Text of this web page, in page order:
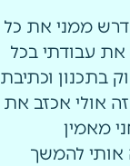
דרש ממני את כל
את עבודתי בכל
בתכנון וכתיבת
אולי אכזב את
מאמין
אותי להמשך